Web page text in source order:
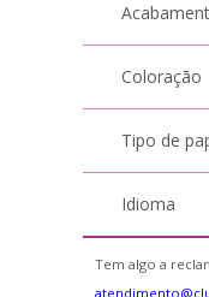
Coloração
Tipo de
Idioma
Tem algo a